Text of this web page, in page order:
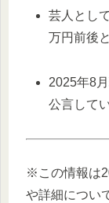
芸人とし
万円前後
2025年8
公言して
※この情報は
や詳細につい